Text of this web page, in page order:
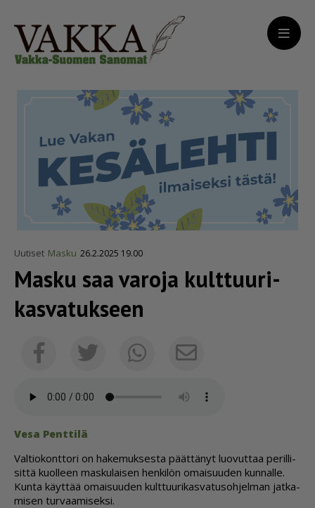
Uutiset Masku 26.2.2025 19.00
Masku saa varoja kulttuu­ri­
kas­va­tukseen
FacebookTwitterWhatsappSähköposti
Vesa Pent­ti­lä
Val­ti­o­kont­to­ri on ha­ke­muk­ses­ta päät­tä­nyt luo­vut­taa pe­ril­li­
sit­tä kuol­leen mas­ku­lai­sen hen­ki­lön omai­suu­den kun­nal­le.
Kun­ta käyt­tää omai­suu­den kult­tuu­ri­kas­va­tu­soh­jel­man jat­ka­
mi­sen tur­vaa­mi­sek­si.